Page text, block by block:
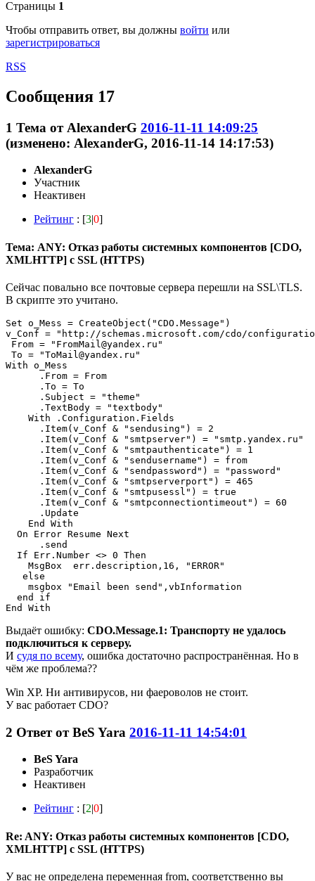
Страницы 1
Чтобы отправить ответ, вы должны войти или
зарегистрироваться
RSS
Сообщения 17
1 Тема от AlexanderG 2016-11-11 14:09:25
(изменено: AlexanderG, 2016-11-14 14:17:53)
AlexanderG
Участник
Неактивен
Рейтинг : [3|0]
Тема: ANY: Отказ работы системных компонентов [CDO,
XMLHTTP] с SSL (HTTPS)
Сейчас повально все почтовые сервера перешли на SSL\TLS.
В скрипте это учитано.
Set o_Mess = CreateObject("CDO.Message")
v_Conf = "http://schemas.microsoft.com/cdo/
From = "FromMail@yandex.ru"
To = "ToMail@yandex.ru"
With o_Mess
      .From = From
      .To = To
      .Subject = "theme"
      .TextBody = "textbody"
    With .Configuration.Fields
      .Item(v_Conf & "sendusing") = 2
      .Item(v_Conf & "smtpserver") = "smtp.yandex.ru"
      .Item(v_Conf & "smtpauthenticate") = 1
      .Item(v_Conf & "sendusername") = from
      .Item(v_Conf & "sendpassword") = "password"
      .Item(v_Conf & "smtpserverport") = 465
      .Item(v_Conf & "smtpusessl") = true
      .Item(v_Conf & "smtpconnectiontimeout") = 60
      .Update
    End With
  On Error Resume Next
      .send
  If Err.Number <> 0 Then
    MsgBox  err.description,16, "ERROR"
   else
    msgbox "Email been send",vbInformation
  end if
End With
Выдаёт ошибку: CDO.Message.1: Транспорту не удалось
подключиться к серверу.
И судя по всему, ошибка достаточно распространённая. Но в
чём же проблема??
Win XP. Ни антивирусов, ни фаероволов не стоит.
У вас работает CDO?
2 Ответ отBeS Yara 2016-11-11 14:54:01
BeS Yara
Разработчик
Неактивен
Рейтинг : [2|0]
Re: ANY: Отказ работы системных компонентов [CDO,
XMLHTTP] с SSL (HTTPS)
У вас не определена переменная from, соответственно вы